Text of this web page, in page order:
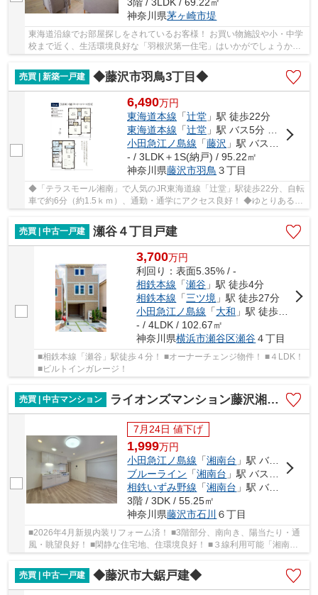
3階 / 3LDK / 69.22㎡
神奈川県茅ヶ崎市堤
東海道沿線でお部屋探しをされているお客様！ お買い物施設や小・中学
校まで近く、生活環境良好な「羽根沢第一住宅」はいかがでしょうか？♪
売買 | 新築一戸建
◆藤沢市羽鳥3丁目◆
6,490万円
東海道本線 「辻堂 」駅 徒歩22分
東海道本線 「辻堂 」駅 バス5分 「汲田」 停歩7分
小田急江ノ島線 「藤沢 」駅 バス17分 「羽鳥（神奈川県）」 停歩6分
- / 3LDK＋1S(納戸) / 95.22㎡
神奈川県藤沢市羽鳥 ３丁目
◆「テラスモール湘南」で人気のJR東海道線「辻堂」駅徒歩22分、自転
車で約6分（約1.5ｋｍ）、通勤・通学にアクセス良好！ ◆ゆとりある間
売買 | 中古一戸建
瀬谷４丁目戸建
3,700万円
利回り：表面5.35% / -
相鉄本線 「瀬谷 」駅 徒歩4分
相鉄本線 「三ツ境 」駅 徒歩27分
小田急江ノ島線 「大和 」駅 徒歩28分
- / 4LDK / 102.67㎡
神奈川県横浜市瀬谷区瀬谷４丁目
■相鉄本線「瀬谷」駅徒歩４分！ ■オーナーチェンジ物件！ ■４LDK！
■ビルトインガレージ！
売買 | 中古マンション ライオンズマンション藤沢湘南台1番館
7月24日 値下げ
1,999万円
小田急江ノ島線 「湘南台 」駅 バス14分 「公園北（神奈川県）」 停歩4分
ブルーライン 「湘南台 」駅 バス14分 「公園北（神奈川県）」 停歩4分
相鉄いずみ野線 「湘南台 」駅 バス14分 「公園北（神奈川県）」 停歩4分
3階 / 3DK / 55.25㎡
神奈川県藤沢市石川 ６丁目
■2026年4月新規内装リフォーム済！ ■3階部分、南向き、陽当たり・通
風・眺望良好！ ■閑静な住宅地、住環境良好！ ■３線利用可能「湘南
売買 | 中古一戸建
◆藤沢市大鋸戸建◆